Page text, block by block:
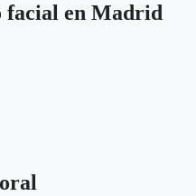
facial en Madrid